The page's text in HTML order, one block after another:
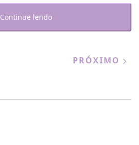
Continue lendo
PRÓXIMO